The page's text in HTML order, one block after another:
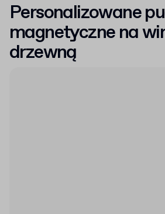
Personalizowane
magnetyczne na
drzewną